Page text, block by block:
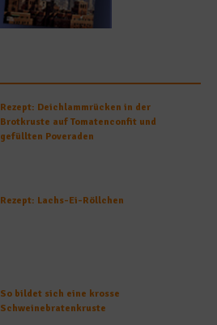
Rezept: Deichlammrücken in der
Brotkruste auf Tomatenconfit und
gefüllten Poveraden
Rezept: Lachs-Ei-Röllchen
So bildet sich eine krosse
Schweinebratenkruste